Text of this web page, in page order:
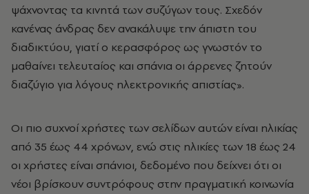
ψάχνοντας τα κινητά των συζύγων τους. Σχεδόν
κανένας άνδρας δεν ανακάλυψε την άπιστη του
διαδικτύου, γιατί ο κερασφόρος ως γνωστόν το
μαθαίνει τελευταίος και σπάνια οι άρρενες ζητούν
διαζύγιο για λόγους ηλεκτρονικής απιστίας».
Οι πιο συχνοί χρήστες των σελίδων αυτών είναι ηλικίας
από 35 έως 44 χρόνων, ενώ στις ηλικίες των 18 έως 24
οι χρήστες είναι σπάνιοι, δεδομένο που δείχνει ότι οι
νέοι βρίσκουν συντρόφους στην πραγματική κοινωνία